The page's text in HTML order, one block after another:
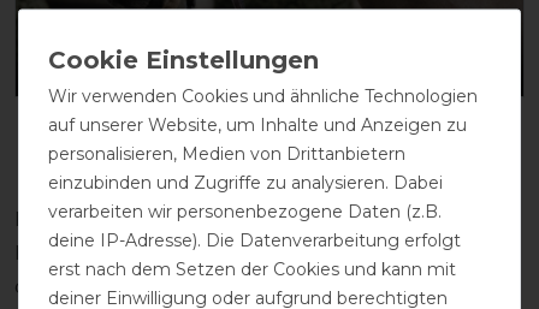
FLIEGENMÜTZEN
Für einen stressfreien Transport, der das Pferd vor
Fliegen, Staub, Schweiß oder Kälte schützt, dienen
diese Decken ebenfalls.
Wir verwenden Cookies und ähnliche Technologien
auf unserer Website, um Inhalte und Anzeigen zu
personalisieren, Medien von Drittanbietern
einzubinden und Zugriffe zu analysieren. Dabei
verarbeiten wir personenbezogene Daten (z.B.
deine IP-Adresse). Die Datenverarbeitung erfolgt
erst nach dem Setzen der Cookies und kann mit
deiner Einwilligung oder aufgrund berechtigten